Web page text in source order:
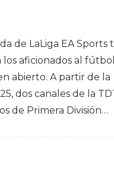
de LaLiga EA Sports
los aficionados al
abierto. A partir de la
dos canales de la
de Primera División…